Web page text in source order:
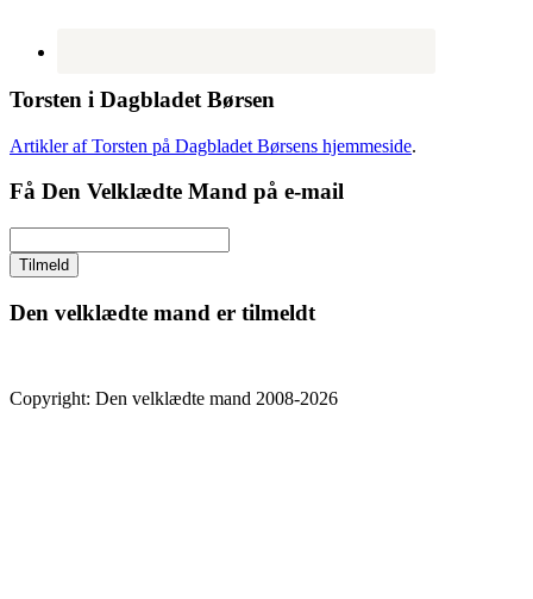
Torsten i Dagbladet Børsen
Artikler af Torsten på Dagbladet Børsens hjemmeside.
Få Den Velklædte Mand på e-mail
Den velklædte mand er tilmeldt
Copyright: Den velklædte mand 2008-2026